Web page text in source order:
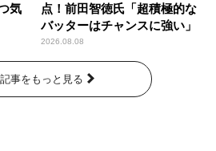
気
点！前田智徳氏「超積極的な
バッターはチャンスに強い」
2026.08.08
事をもっと見る